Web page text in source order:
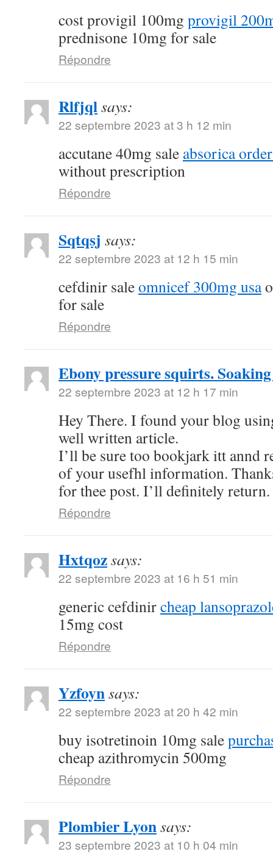
cost provigil 100mg provigil
prednisone 10mg for sale
Répondre
Rlfjqlsays:
22 septembre 2023 at 3 h 12 min
accutane 40mg sale absorica
without prescription
Répondre
Sqtqsj says:
22 septembre 2023 at 12 h 15 min
cefdinir saleomnicef 300mg usa
for sale
Répondre
Ebony pressure squirts.
22 septembre 2023 at 12 h 17 min
Hey There. I found your blog
well written article.
I’ll be sure too bookjark itt annd
of your usefhl information.
for thee post. I’ll definitely return.
Répondre
Hxtqozsays:
22 septembre 2023 at 16 h 51 min
generic cefdinircheap
15mg cost
Répondre
Yzfoynsays:
22 septembre 2023 at 20 h 42 min
buy isotretinoin 10mg sale
cheap azithromycin 500mg
Répondre
Plombier Lyonsays:
23 septembre 2023 at 10 h 04 min